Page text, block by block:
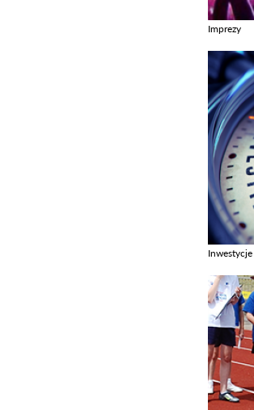
Imprezy
Inwestycje